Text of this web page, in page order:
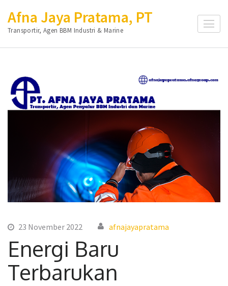
ke
konten
(Tekan
Afna Jaya Pratama, PT
Transportir, Agen BBM Industri & Marine
23 November 2022 afnajayapratama
Energi Baru
Terbarukan